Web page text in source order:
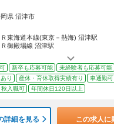
県 沼津市
Ｒ東海道本線(東京－熱海) 沼津駅
Ｒ御殿場線 沼津駅
新卒も応募可能 未経験者も応募可能
り
産休・育休取得実績有り 車通勤可
秋入職可 年間休日120日以上
詳細を見る この求人に